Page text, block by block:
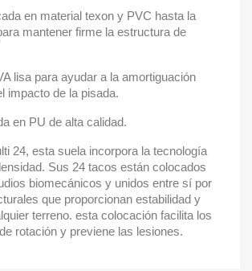
en material texon y PVC hasta la
mantener firme la estructura de
lisa para ayudar a la amortiguación
impacto de la pisada.
en PU de alta calidad.
24, esta suela incorpora la tecnología
Sus 24 tacos están colocados
biomecánicos y unidos entre sí por
que proporcionan estabilidad y
terreno. esta colocación facilita los
rotación y previene las lesiones.